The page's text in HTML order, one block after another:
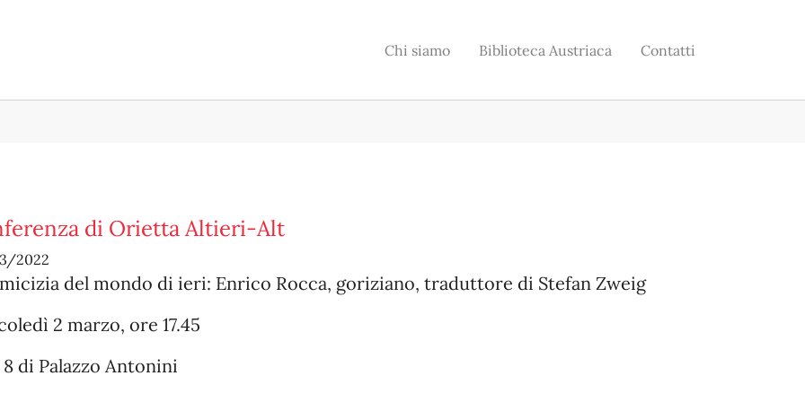
Chi siamo Biblioteca Austriaca Contatti
di Orietta Altieri-Alt
2022
del mondo di ieri: Enrico Rocca, goriziano, traduttore di Stefan Zweig
2 marzo, ore 17.45
8 di Palazzo Antonini